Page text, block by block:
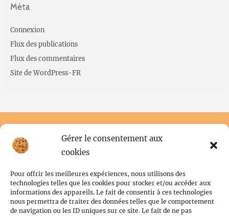
Gérer le consentement aux
cookies
Pour offrir les meilleures expériences, nous utilisons des
technologies telles que les cookies pour stocker et/ou accéder aux
informations des appareils. Le fait de consentir à ces technologies
nous permettra de traiter des données telles que le comportement
de navigation ou les ID uniques sur ce site. Le fait de ne pas
Méta
Connexion
Flux des publications
Flux des commentaires
Site de WordPress-FR